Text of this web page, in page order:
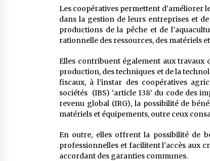
Les coopératives permettent d’améliorer
dans la gestion de leurs entreprises et
productions de la pêche et de
rationnelle des ressources, des matériels
Elles contribuent également aux travaux
production, des techniques et de la
fiscaux, à l’instar des coopératives
sociétés (IBS) ‘article 138’ du code des
revenu global (IRG), la possibilité de
matériels et équipements, outre ceux
En outre, elles offrent la possibilité de
professionnelles et facilitent l’accès aux
accordant des garanties communes.